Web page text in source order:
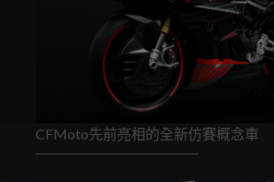
CFMoto先前亮相的全新仿賽概念車